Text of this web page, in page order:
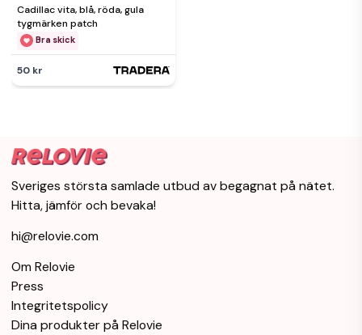
Cadillac vita, blå, röda, gula
tygmärken patch
Bra skick
50 kr
Sveriges största samlade utbud av begagnat på nätet.
Hitta, jämför och bevaka!
hi@relovie.com
Om Relovie
Press
Integritetspolicy
Dina produkter på Relovie